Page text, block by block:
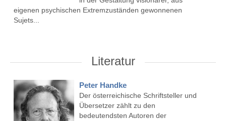
eigenen psychischen Extremzuständen gewonnenen
Sujets...
Literatur
Peter Handke
Der österreichische Schriftsteller und
Übersetzer zählt zu den
bedeutendsten Autoren der